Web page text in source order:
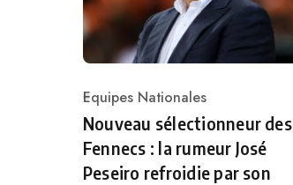
Category
Equipes Nationales
Nouveau sélectionneur des
Fennecs : la rumeur José
Peseiro refroidie par son